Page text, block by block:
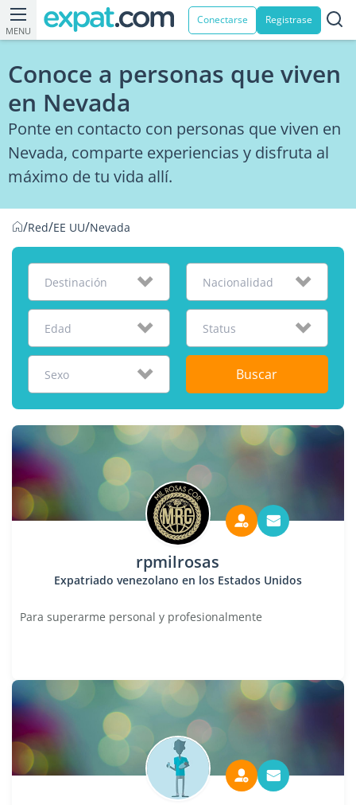
MENU
Conectarse Registrase
Conoce a personas que viven
en Nevada
Ponte en contacto con personas que viven en
Nevada, comparte experiencias y disfruta al
máximo de tu vida allí.
/Red/EE UU/Nevada
Destinación Nacionalidad
Edad Status
Sexo Buscar
rpmilrosas
Expatriado venezolano en los Estados Unidos
Para superarme personal y profesionalmente